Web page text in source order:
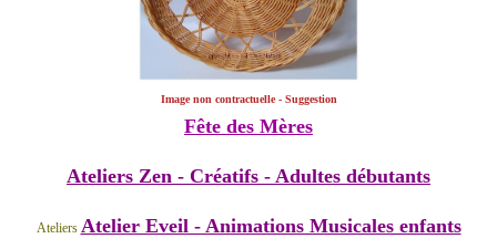
Image non contractuelle - Suggestion
Fête des Mères
Ateliers Zen - Créatifs - Adultes débutants
Ateliers Atelier Eveil - Animations Musicales enfants